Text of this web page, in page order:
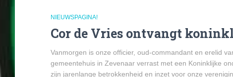
NIEUWSPAGINA!
Cor de Vries ontvangt
Vanmorgen is onze officier, oud-commandant en erelid
gemeentehuis in Zevenaar verrast met een Koninklijke
zijn jarenlange betrokkenheid en inzet voor onze